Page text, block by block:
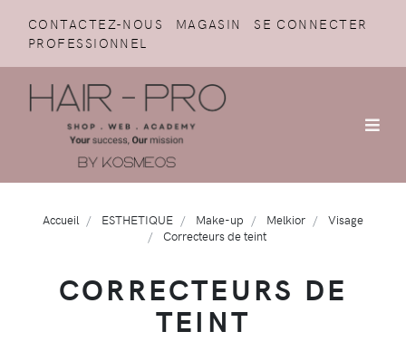
CONTACTEZ-NOUS MAGASIN
SE CONNECTER
PROFESSIONNEL
Accueil ESTHETIQUE Make-up Melkior
Visage
Correcteurs de teint
CORRECTEURS DE
TEINT